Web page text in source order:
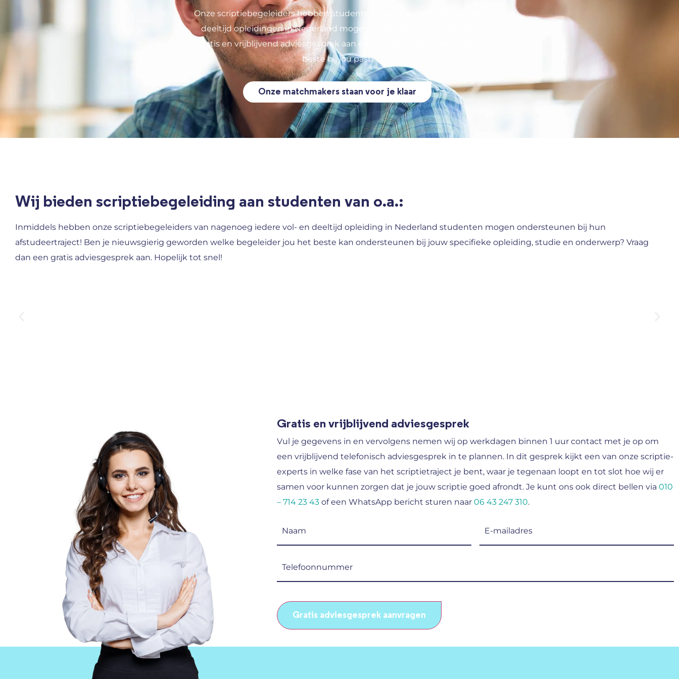
Onze scriptiebegeleiders hebben studenten van nagenoeg alle vol- en
deeltijd opleidingen in Nederland mogen ondersteunen. Vraag een
gratis en vrijblijvend adviesgesprek aan en wij zullen kijken wie er het
beste bij jou past.
Onze matchmakers staan voor je klaar
Wij bieden scriptiebegeleiding aan studenten van o.a.:
Inmiddels hebben onze scriptiebegeleiders van nagenoeg iedere vol- en deeltijd opleiding in Nederland studenten mogen ondersteunen bij hun
afstudeertraject! Ben je nieuwsgierig geworden welke begeleider jou het beste kan ondersteunen bij jouw specifieke opleiding, studie en onderwerp? Vraag
dan een gratis adviesgesprek aan. Hopelijk tot snel!
Gratis en vrijblijvend adviesgesprek
Vul je gegevens in en vervolgens nemen wij op werkdagen binnen 1 uur contact met je op om
een vrijblijvend telefonisch adviesgesprek in te plannen. In dit gesprek kijkt een van onze scriptie-
experts in welke fase van het scriptietraject je bent, waar je tegenaan loopt en tot slot hoe wij er
samen voor kunnen zorgen dat je jouw scriptie goed afrondt. Je kunt ons ook direct bellen via 010
– 714 23 43of een WhatsApp bericht sturen naar 06 43 247 310.